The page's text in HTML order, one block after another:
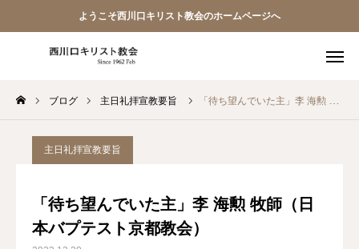
ようこそ西川口キリスト教会のホームページへ
ブログ 主日礼拝宣教要旨 「待ち望んでいた主」李 海勲 牧師（日本バプテスト京都教会）
主日礼拝宣教要旨
「待ち望んでいた主」李 海勲 牧師（日
本バプテスト京都教会）
教会員ページ
ようこそ桜並木の教会へ
西川口キリスト教会 信仰告白